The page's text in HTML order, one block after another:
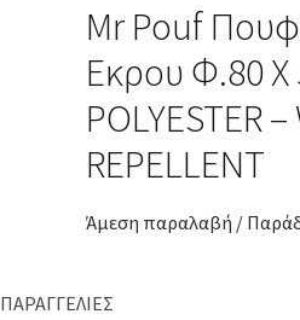
Mr Pouf
Εκρου Φ.80 Χ
POLYESTER
REPELLENT
Άμεση παραλαβή /
ΠΑΡΑΓΓΕΛΙΕΣ